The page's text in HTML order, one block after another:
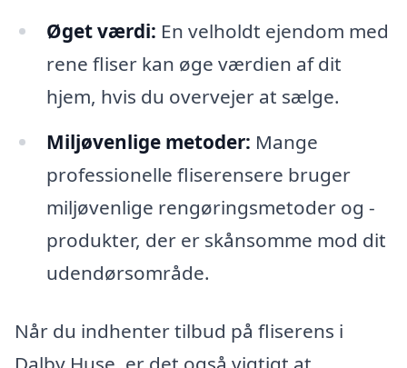
Øget værdi: En velholdt ejendom med
rene fliser kan øge værdien af dit
hjem, hvis du overvejer at sælge.
Miljøvenlige metoder: Mange
professionelle fliserensere bruger
miljøvenlige rengøringsmetoder og -
produkter, der er skånsomme mod dit
udendørsområde.
Når du indhenter tilbud på fliserens i